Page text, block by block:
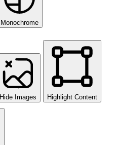
Monochrome
Hide Images Highlight Content